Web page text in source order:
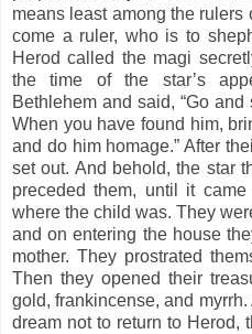
means least among the rulers
come a ruler, who is to
Herod called the magi
the time of the star’s
Bethlehem and said, “Go
When you have found him,
and do him homage.” After
set out. And behold, the star
preceded them, until it
where the child was. They
and on entering the house
mother. They prostrated
Then they opened their
gold, frankincense, and
dream not to return to Herod,